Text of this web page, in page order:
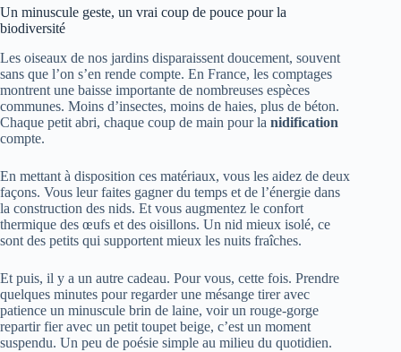
Un minuscule geste, un vrai coup de pouce pour la
biodiversité
Les oiseaux de nos jardins disparaissent doucement, souvent
sans que l’on s’en rende compte. En France, les comptages
montrent une baisse importante de nombreuses espèces
communes. Moins d’insectes, moins de haies, plus de béton.
Chaque petit abri, chaque coup de main pour la nidification
compte.
En mettant à disposition ces matériaux, vous les aidez de deux
façons. Vous leur faites gagner du temps et de l’énergie dans
la construction des nids. Et vous augmentez le confort
thermique des œufs et des oisillons. Un nid mieux isolé, ce
sont des petits qui supportent mieux les nuits fraîches.
Et puis, il y a un autre cadeau. Pour vous, cette fois. Prendre
quelques minutes pour regarder une mésange tirer avec
patience un minuscule brin de laine, voir un rouge-gorge
repartir fier avec un petit toupet beige, c’est un moment
suspendu. Un peu de poésie simple au milieu du quotidien.